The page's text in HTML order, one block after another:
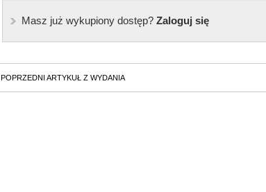
Masz już wykupiony dostęp?Zaloguj się
POPRZEDNI ARTYKUŁ Z WYDANIA